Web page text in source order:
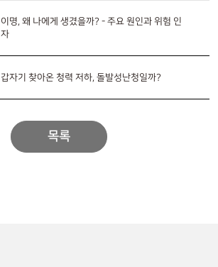
이명, 왜 나에게 생겼을까? - 주요 원인과 위험 인
자
갑자기 찾아온 청력 저하, 돌발성난청일까?
목록